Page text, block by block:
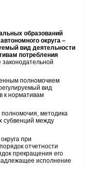
образований
округа –
вид деятельности
потребления
полномочием
вид
к нормативам
методика
субвенций между
при
отчетности
прекращения его
исполнение